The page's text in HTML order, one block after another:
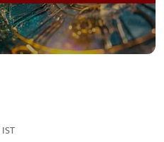
IST